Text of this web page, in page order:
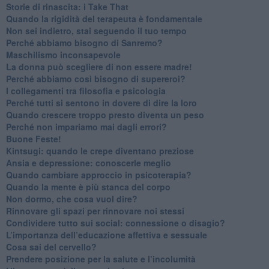
​Storie di rinascita: i Take That
​Quando la rigidità del terapeuta è fondamentale
​Non sei indietro, stai seguendo il tuo tempo
​Perché abbiamo bisogno di Sanremo?
​Maschilismo inconsapevole
​La donna può scegliere di non essere madre!
​Perché abbiamo così bisogno di supereroi?
​I collegamenti tra filosofia e psicologia
​Perché tutti si sentono in dovere di dire la loro
​Quando crescere troppo presto diventa un peso
​Perché non impariamo mai dagli errori?
​Buone Feste!
​Kintsugi: quando le crepe diventano preziose
Ansia e depressione: conoscerle meglio
Quando cambiare approccio in psicoterapia?
​Quando la mente è più stanca del corpo
Non dormo, che cosa vuol dire?
​Rinnovare gli spazi per rinnovare noi stessi
​Condividere tutto sui social: connessione o disagio?
​L’importanza dell’educazione affettiva e sessuale
​Cosa sai del cervello?
Prendere posizione per la salute e l’incolumità